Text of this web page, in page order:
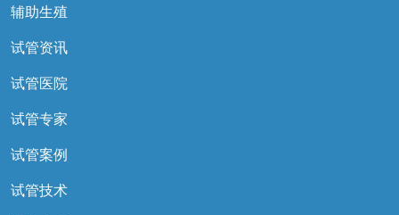
辅助生殖
试管资讯
试管医院
试管专家
试管案例
试管技术